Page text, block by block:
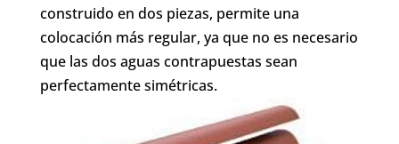
construido en dos piezas, permite una
colocación más regular, ya que no es necesario
que las dos aguas contrapuestas sean
perfectamente simétricas.